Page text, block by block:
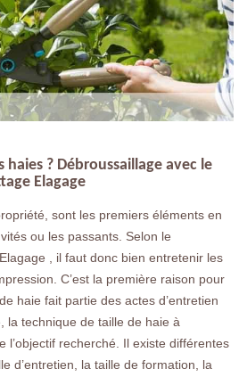
? Débroussaillage avec le
Elagage
sont les premiers éléments en
ou les passants. Selon le
, il faut donc bien entretenir les
C’est la première raison pour
haie fait partie des actes d’entretien
la technique de taille de haie à
l’objectif recherché. Il existe différentes
d’entretien, la taille de formation, la